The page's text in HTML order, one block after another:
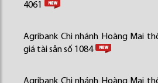
4061
Agribank Chi nhánh Hoàng Mai
giá tài sản số 1084